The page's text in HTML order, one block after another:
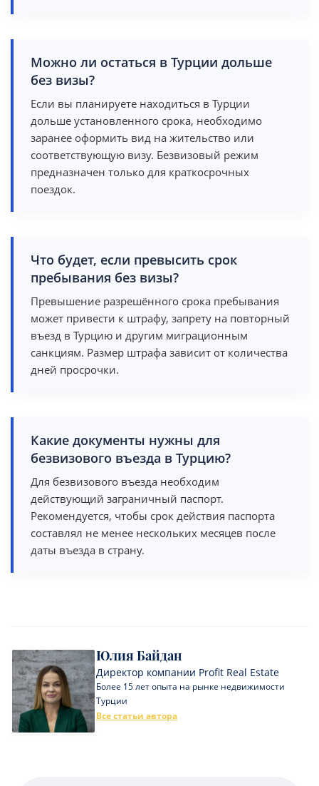
Можно ли остаться в Турции дольше
без визы?
Если вы планируете находиться в Турции
дольше установленного срока, необходимо
заранее оформить вид на жительство или
соответствующую визу. Безвизовый режим
предназначен только для краткосрочных
поездок.
Что будет, если превысить срок
пребывания без визы?
Превышение разрешённого срока пребывания
может привести к штрафу, запрету на повторный
въезд в Турцию и другим миграционным
санкциям. Размер штрафа зависит от количества
дней просрочки.
Какие документы нужны для
безвизового въезда в Турцию?
Для безвизового въезда необходим
действующий заграничный паспорт.
Рекомендуется, чтобы срок действия паспорта
составлял не менее нескольких месяцев после
даты въезда в страну.
Юлия Байдан
Директор компании Profit Real Estate
Более 15 лет опыта на рынке недвижимости
Турции
Все статьи автора